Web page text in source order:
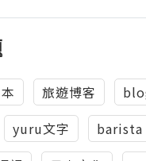
旅遊博客
yuru文字 barista